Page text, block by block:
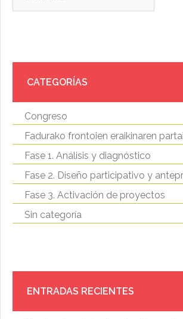
CATEGORÍAS
Congreso
Fadurako frontoien eraikinaren
Fase 1. Análisis y diagnóstico
Fase 2. Diseño participativo y
Fase 3. Activación de proyectos
Sin categoría
ENTRADAS RECIENTES